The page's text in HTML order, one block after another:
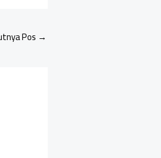
Pos →